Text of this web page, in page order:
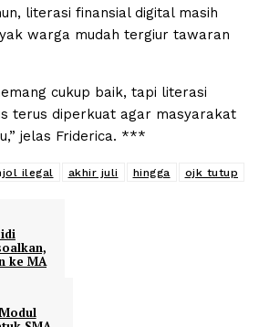
literasi finansial digital masih
warga mudah tergiur tawaran
cukup baik, tapi literasi
terus diperkuat agar masyarakat
jelas Friderica. ***
ilegal akhir juli hingga ojk tutup
ke MA